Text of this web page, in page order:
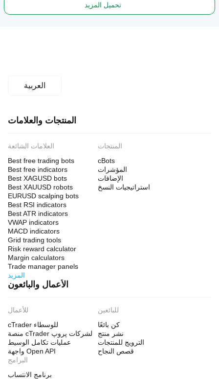
تحميل المزيد
العربية
المنتجات والعلامات
العلامات الشائعة
Best free trading bots
Best free indicators
Best XAGUSD bots
Best XAUUSD robots
EURUSD scalping bots
Best RSI indicators
Best ATR indicators
VWAP indicators
MACD indicators
Grid trading tools
Risk reward calculator
Margin calculators
Trade manager panels
المزيد
المنتجات
cBots
المؤشرات
الإضافات
استراتيجيات النسخ
الأعمال والبائعون
للأعمال
cTrader للوسطاء
منصة cTrader لشركات پروپ
عمليات تكامل الوسيط
واجهة Open API
للبائعين
كن بائعًا
نشر منتج
الترويج للمنتجات
قصص النجاح
البرامج
برنامج الانتساب